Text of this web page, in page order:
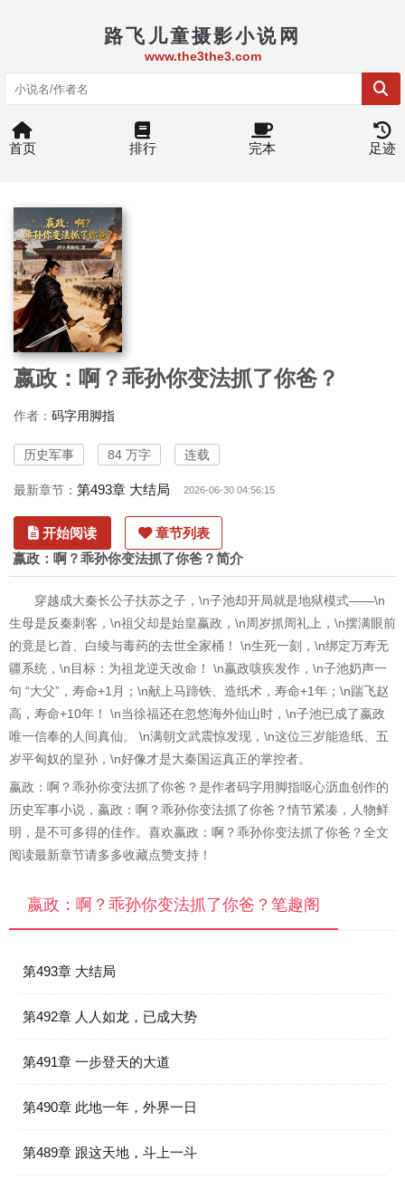
路飞儿童摄影小说网
www.the3the3.com
首页 排行 完本 足迹
嬴政：啊？乖孙你变法抓了你爸？
作者： 码字用脚指
历史军事 84 万字 连载
最新章节： 第493章 大结局 2026-06-30 04:56:15
开始阅读 章节列表
嬴政：啊？乖孙你变法抓了你爸？简介
穿越成大秦长公子扶苏之子，\n子池却开局就是地狱模式——\n
生母是反秦刺客，\n祖父却是始皇嬴政，\n周岁抓周礼上，\n摆满眼前
的竟是匕首、白绫与毒药的去世全家桶！ \n生死一刻，\n绑定万寿无
疆系统，\n目标：为祖龙逆天改命！ \n嬴政咳疾发作，\n子池奶声一
句 “大父”，寿命+1月；\n献上马蹄铁、造纸术，寿命+1年；\n踹飞赵
高，寿命+10年！ \n当徐福还在忽悠海外仙山时，\n子池已成了嬴政
唯一信奉的人间真仙。 \n满朝文武震惊发现，\n这位三岁能造纸、五
岁平匈奴的皇孙，\n好像才是大秦国运真正的掌控者。
嬴政：啊？乖孙你变法抓了你爸？是作者码字用脚指呕心沥血创作的
历史军事小说，嬴政：啊？乖孙你变法抓了你爸？情节紧凑，人物鲜
明，是不可多得的佳作。喜欢嬴政：啊？乖孙你变法抓了你爸？全文
阅读最新章节请多多收藏点赞支持！
嬴政：啊？乖孙你变法抓了你爸？笔趣阁
第493章 大结局
第492章 人人如龙，已成大势
第491章 一步登天的大道
第490章 此地一年，外界一日
第489章 跟这天地，斗上一斗